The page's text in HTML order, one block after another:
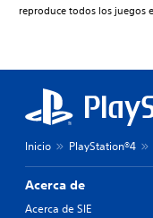
reproduce todos los juegos
Inicio PlayStation®4
Acerca de
Acerca de SIE